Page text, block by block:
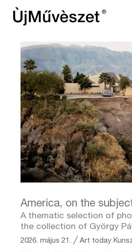
America, on the
A thematic selection of
the collection of György
2026. május 21. ╱Art today